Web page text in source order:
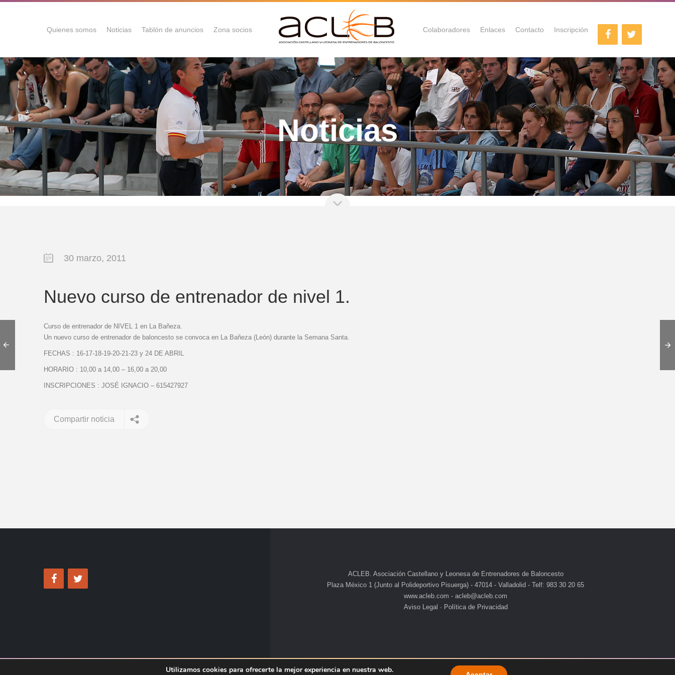
Quienes somos Noticias Tablón de anuncios Zona socios Colaboradores Enlaces Contacto Inscripción
Noticias
30 marzo, 2011
Nuevo curso de entrenador de nivel 1.
Curso de entrenador de NIVEL 1 en La Bañeza.
Un nuevo curso de entrenador de baloncesto se convoca en La Bañeza (León) durante la Semana Santa.
FECHAS : 16-17-18-19-20-21-23 y 24 DE ABRIL
HORARIO : 10,00 a 14,00 – 16,00 a 20,00
INSCRIPCIONES : JOSÉ IGNACIO – 615427927
Compartir noticia
ACLEB. Asociación Castellano y Leonesa de Entrenadores de Baloncesto
Plaza México 1 (Junto al Polideportivo Pisuerga) - 47014 - Valladolid - Telf: 983 30 20 65
www.acleb.com - acleb@acleb.com
Aviso Legal · Política de Privacidad
Utilizamos cookies para ofrecerte la mejor experiencia en nuestra web.